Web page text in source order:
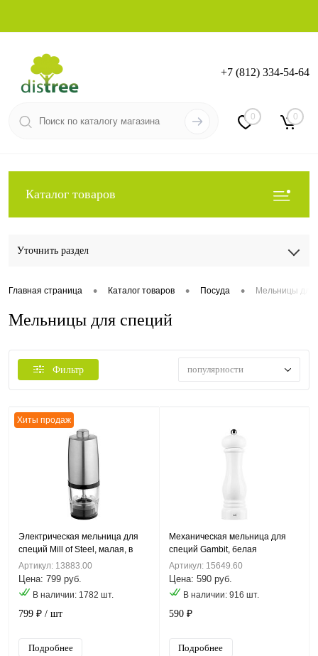
Вход Регистрация
+7 (812) 334-54-64
0 0
Каталог товаров
Уточнить раздел
Главная страница • Каталог товаров • Посуда • Мельницы для
Мельницы для специй
Фильтр популярности
Хиты продаж
Электрическая мельница для
специй Mill of Steel, малая, в
упаковке
Артикул: 13883.00
Цена: 799 руб.
В наличии: 1782 шт.
799 ₽ / шт
Подробнее
Механическая мельница для
специй Gambit, белая
Артикул: 15649.60
Цена: 590 руб.
В наличии: 916 шт.
590 ₽
Подробнее